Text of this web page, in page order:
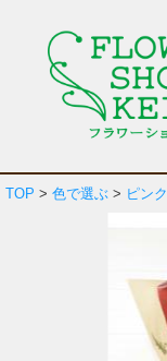
TOP > 色で選ぶ > ピンク